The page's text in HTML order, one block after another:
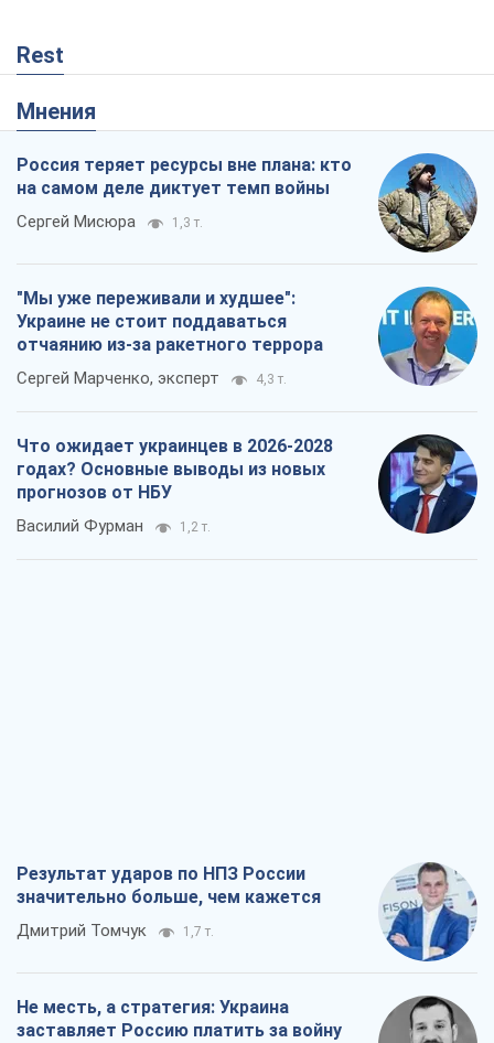
Rest
Мнения
Россия теряет ресурсы вне плана: кто
на самом деле диктует темп войны
Сергей Мисюра 1,3 т.
"Мы уже переживали и худшее":
Украине не стоит поддаваться
отчаянию из-за ракетного террора
Сергей Марченко, эксперт 4,3 т.
Что ожидает украинцев в 2026-2028
годах? Основные выводы из новых
прогнозов от НБУ
Василий Фурман 1,2 т.
Результат ударов по НПЗ России
значительно больше, чем кажется
Дмитрий Томчук 1,7 т.
Не месть, а стратегия: Украина
заставляет Россию платить за войну